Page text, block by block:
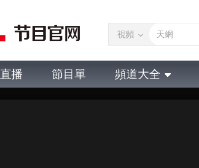
視頻
直播 節目單 頻道大全